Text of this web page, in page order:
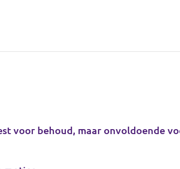
voor behoud, maar onvoldoende